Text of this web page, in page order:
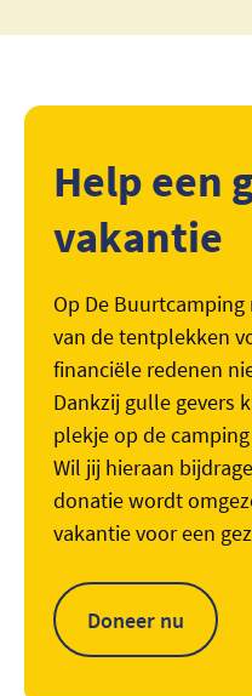
Help een
vakantie
Op De
van de tentplekken
financiële redenen
Dankzij gulle gevers
plekje op de
Wil jij hieraan
donatie wordt
vakantie voor een
Doneer nu